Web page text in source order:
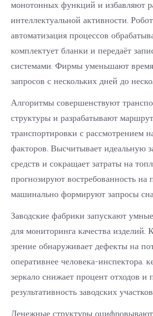
монотонных функций и избавляют
интеллектуальной активности.
автоматизация процессов
комплектует бланки и передаёт
системами. Фирмы уменьшают
запросов с нескольких дней до
Алгоритмы совершенствуют
структуры и разрабатывают
транспортировки с рассмотрением
факторов. Высчитывает идеальную
средств и сокращает затраты на
прогнозируют востребованность на
машинально формируют запросы
Заводские фабрики запускают
для мониторинга качества изделий.
зрение обнаруживает дефекты на
оперативнее человека-инспектора.
зеркало снижает процент отходов и
результативность заводских
Денежные структуры